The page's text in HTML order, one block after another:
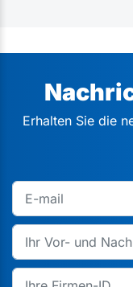
Erhalten Sie die